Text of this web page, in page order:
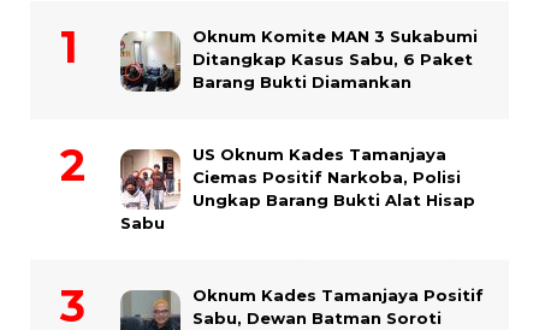
Oknum Komite MAN 3 Sukabumi
Ditangkap Kasus Sabu, 6 Paket
Barang Bukti Diamankan
US Oknum Kades Tamanjaya
Ciemas Positif Narkoba, Polisi
Ungkap Barang Bukti Alat Hisap
Sabu
Oknum Kades Tamanjaya Positif
Sabu, Dewan Batman Soroti